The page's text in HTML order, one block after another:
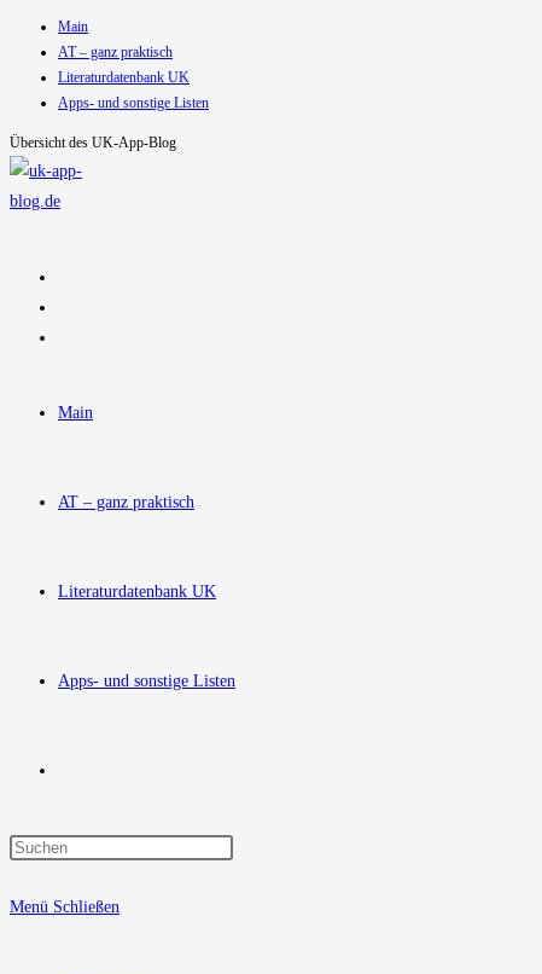
Inhalt
springen
Main
AT – ganz praktisch
Literaturdatenbank UK
Apps- und sonstige Listen
Übersicht des UK-App-Blog
Main
AT – ganz praktisch
Literaturdatenbank UK
Apps- und sonstige Listen
Suche
Menü Schließen